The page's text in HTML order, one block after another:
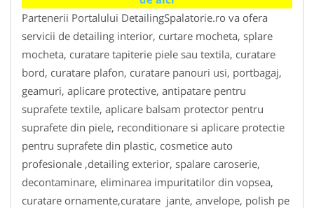
Partenerii Portalului DetailingSpalatorie.ro va ofera
servicii de detailing interior, curtare mocheta, splare
mocheta, curatare tapiterie piele sau textila, curatare
bord, curatare plafon, curatare panouri usi, portbagaj,
geamuri, aplicare protective, antipatare pentru
suprafete textile, aplicare balsam protector pentru
suprafete din piele, reconditionare si aplicare protectie
pentru suprafete din plastic, cosmetice auto
profesionale ,detailing exterior, spalare caroserie,
decontaminare, eliminarea impuritatilor din vopsea,
curatare ornamente,curatare jante, anvelope, polish pe